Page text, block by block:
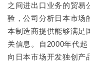
之间进出口业务的贸易
验，公司分析日本市场
本制造商提供能够满足
关信息。自2000年代
向日本市场开发独创产